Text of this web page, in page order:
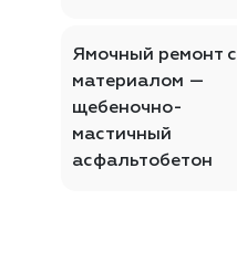
Ямочный ремонт с
материалом —
щебеночно-
мастичный
асфальтобетон